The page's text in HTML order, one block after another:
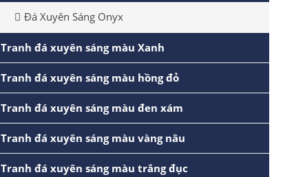
Đá Xuyên Sáng Onyx
Tranh đá xuyên sáng màu Xanh
Tranh đá xuyên sáng màu hồng đỏ
Tranh đá xuyên sáng màu đen xám
Tranh đá xuyên sáng màu vàng nâu
Tranh đá xuyên sáng màu trắng đục